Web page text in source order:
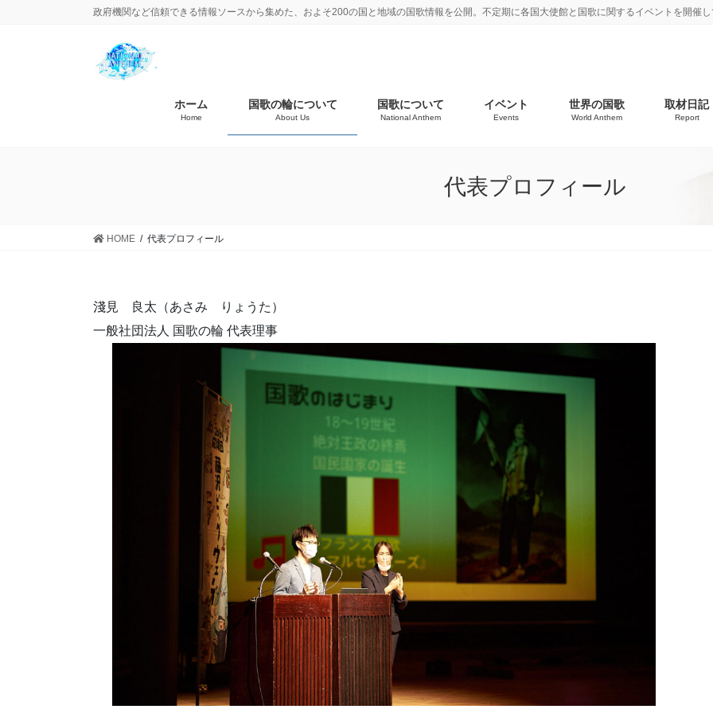
政府機関など信頼できる情報ソースから集めた、およそ200の国と地域の国歌情報を公開。不定期に各国大使館と国歌に関するイベントを開催し
ホーム
Home
国歌の輪について
About Us
国歌について
National Anthem
イベント
Events
世界の国歌
World Anthem
取材日記
Report
代表プロフィール
HOME 代表プロフィール
淺見 良太（あさみ りょうた）
一般社団法人 国歌の輪 代表理事